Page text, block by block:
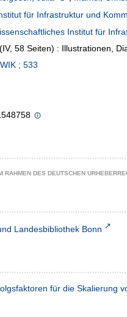
für Infrastruktur und
Institut für
58 Seiten) : Illustrationen,
; 533
DES DEUTSCHEN
Landesbibliothek Bonn
für die Skalierung